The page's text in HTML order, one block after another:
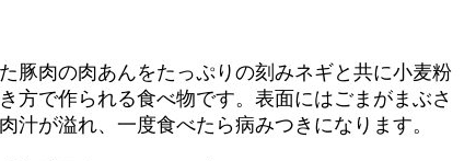
豚肉の肉あんをたっぷりの刻みネギと共に小麦粉
方で作られる食べ物です。表面にはごまがまぶさ
が溢れ、一度食べたら病みつきになります。